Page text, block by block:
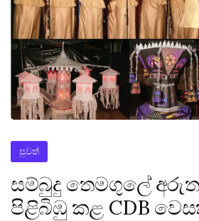
පුවත්
සම්බුදු තෙමගුලේ
පිළිබිඹු කළ CDB